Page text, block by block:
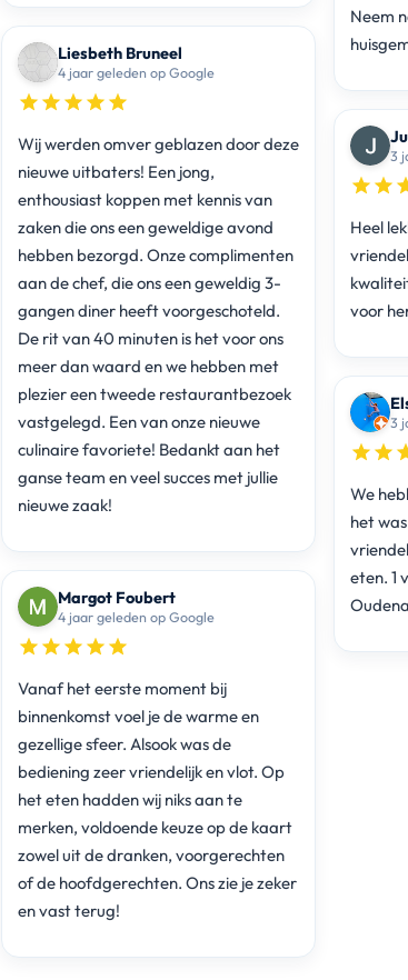
Liesbeth Bruneel
4 jaar geleden op Google
Wij werden omver geblazen door deze
nieuwe uitbaters! Een jong,
enthousiast koppen met kennis van
zaken die ons een geweldige avond
hebben bezorgd. Onze complimenten
aan de chef, die ons een geweldig 3-
gangen diner heeft voorgeschoteld.
De rit van 40 minuten is het voor ons
meer dan waard en we hebben met
plezier een tweede restaurantbezoek
vastgelegd. Een van onze nieuwe
culinaire favoriete! Bedankt aan het
ganse team en veel succes met jullie
nieuwe zaak!
Margot Foubert
4 jaar geleden op Google
Vanaf het eerste moment bij
binnenkomst voel je de warme en
gezellige sfeer. Alsook was de
bediening zeer vriendelijk en vlot. Op
het eten hadden wij niks aan te
merken, voldoende keuze op de kaart
zowel uit de dranken, voorgerechten
of de hoofdgerechten. Ons zie je zeker
en vast terug!
Neem
3
Heel
voor
3
We
het
eten. 1